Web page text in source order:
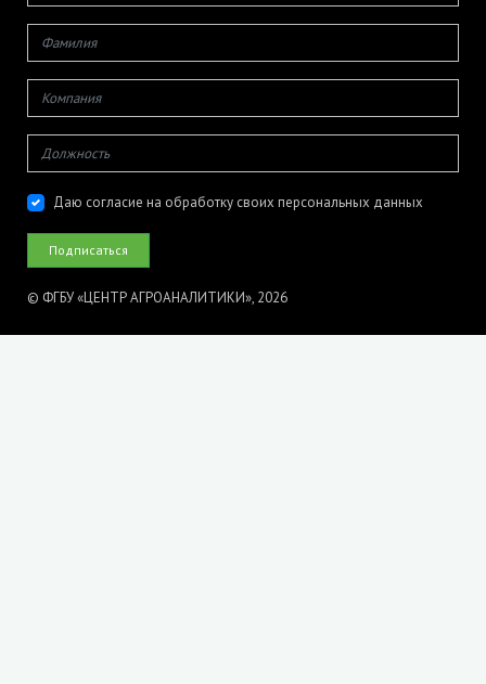
Даю согласие на обработку своих персональных данных
© ФГБУ «ЦЕНТР АГРОАНАЛИТИКИ», 2026